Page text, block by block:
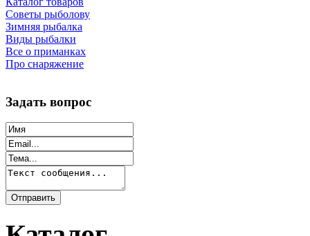
Советы рыболову
Зимняя рыбалка
Виды рыбалки
Все о приманках
Про снаряжение
Задать вопрос